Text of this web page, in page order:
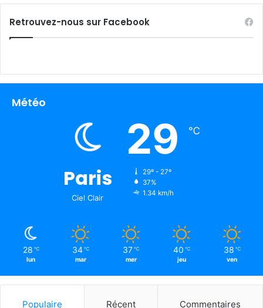
Retrouvez-nous sur Facebook
Météo
Paris
Ciel Clair
29 ℃
29º - 27º
37%
1.34 km/h
28 ℃
lun
34 ℃
mar
37 ℃
mer
40 ℃
jeu
38 ℃
ven
Populaire Récent Commentaires